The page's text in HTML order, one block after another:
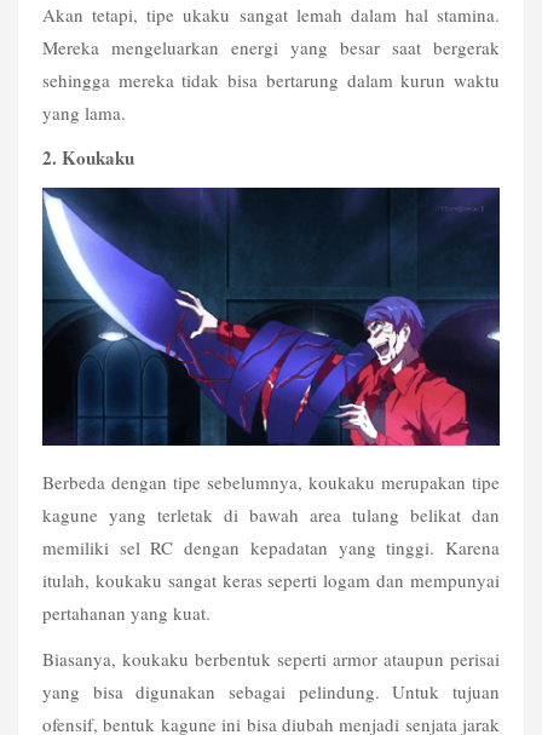
Akan tetapi, tipe ukaku sangat lemah dalam hal stamina.
Mereka mengeluarkan energi yang besar saat bergerak
sehingga mereka tidak bisa bertarung dalam kurun waktu
yang lama.
2. Koukaku
Berbeda dengan tipe sebelumnya, koukaku merupakan tipe
kagune yang terletak di bawah area tulang belikat dan
memiliki sel RC dengan kepadatan yang tinggi. Karena
itulah, koukaku sangat keras seperti logam dan mempunyai
pertahanan yang kuat.
Biasanya, koukaku berbentuk seperti armor ataupun perisai
yang bisa digunakan sebagai pelindung. Untuk tujuan
ofensif, bentuk kagune ini bisa diubah menjadi senjata jarak